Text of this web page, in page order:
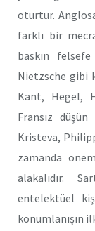
oturtur.
farklı bir
baskın
Nietzsche gibi
Kant, Hegel,
Fransız
Kristeva,
zamanda
alakalıdır.
entelektüel
konumlanışın